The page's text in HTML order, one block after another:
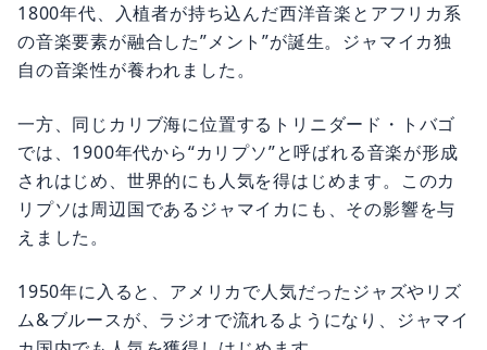
1800年代、入植者が持ち込んだ西洋音楽とアフリカ系
の音楽要素が融合した”メント”が誕生。ジャマイカ独
自の音楽性が養われました。
一方、同じカリブ海に位置するトリニダード・トバゴ
では、1900年代から“カリプソ”と呼ばれる音楽が形成
されはじめ、世界的にも人気を得はじめます。このカ
リプソは周辺国であるジャマイカにも、その影響を与
えました。
1950年に入ると、アメリカで人気だったジャズやリズ
ム&ブルースが、ラジオで流れるようになり、ジャマイ